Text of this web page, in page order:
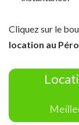
Cliquez sur le
location au